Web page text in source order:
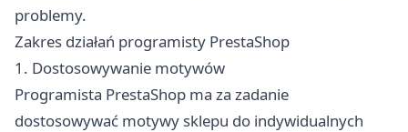
problemy.
Zakres działań programisty PrestaShop
1. Dostosowywanie motywów
Programista PrestaShop ma za zadanie
dostosowywać motywy sklepu do indywidualnych